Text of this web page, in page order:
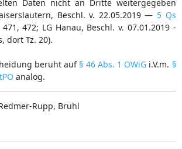
Daten nicht an Dritte weitergegeben
Beschl. v. 22.05.2019 — 5 Qs
472; LG Hanau, Beschl. v. 07.01.2019 -
dort Tz. 20).
beruht auf § 46 Abs. 1 OWiG i.V.m. §
analog.
Rupp, Brühl